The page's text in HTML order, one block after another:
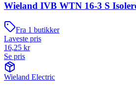
Wieland IVB WTN 16-3 S
Fra 1 butikker
Laveste pris
16,25 kr
Se pris
Wieland Electric